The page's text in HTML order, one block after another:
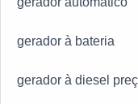
gerador à bateria
gerador à diesel